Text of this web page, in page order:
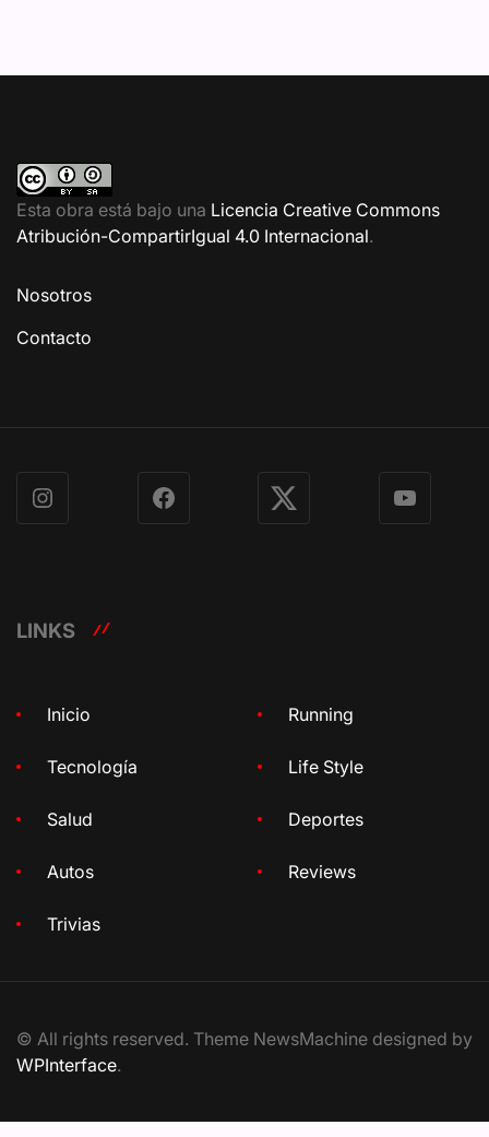
Esta obra está bajo una Licencia Creative Commons
Atribución-CompartirIgual 4.0 Internacional.
Nosotros
Contacto
Instagram Facebook X YouTube
LINKS
Inicio Running
Tecnología Life Style
Salud Deportes
Autos Reviews
Trivias
© All rights reserved. Theme NewsMachine designed by
WPInterface.